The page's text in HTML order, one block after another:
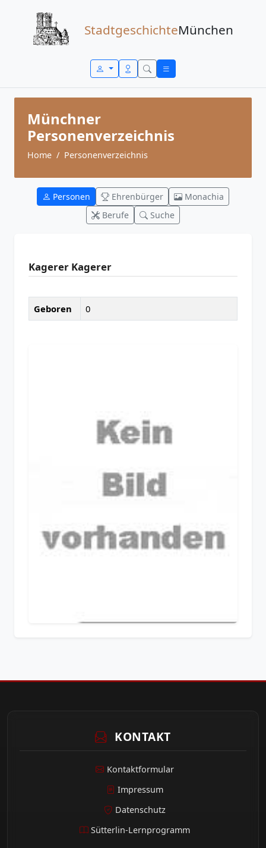
StadtgeschichteMünchen
Münchner
Personenverzeichnis
Home Personenverzeichnis
Personen Ehrenbürger
Monachia
Berufe
Suche
Kagerer Kagerer
Geboren 0
KONTAKT
Kontaktformular
Impressum
Datenschutz
Sütterlin-Lernprogramm